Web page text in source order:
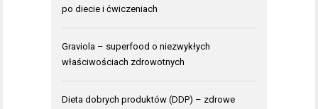
po diecie i ćwiczeniach
Graviola – superfood o niezwykłych
właściwościach zdrowotnych
Dieta dobrych produktów (DDP) – zdrowe